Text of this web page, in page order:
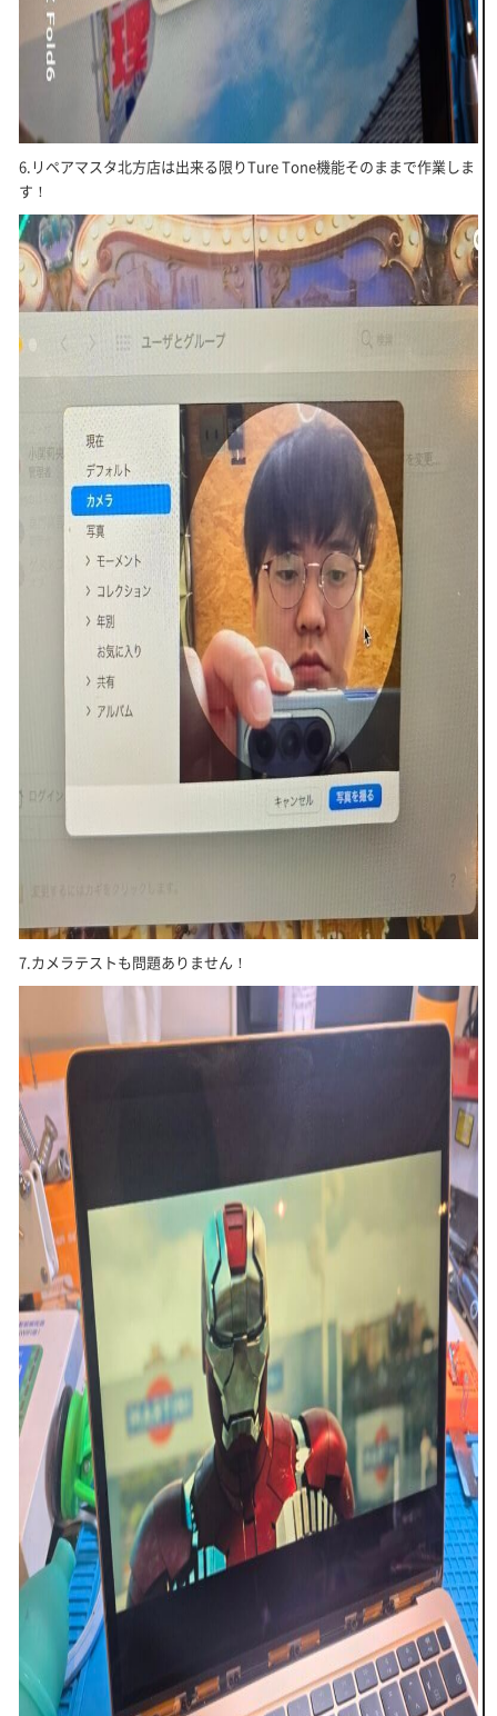
6.リペアマスタ北方店は出来る限りTure Tone機能そのままで作業しま
す！
7.カメラテストも問題ありません！